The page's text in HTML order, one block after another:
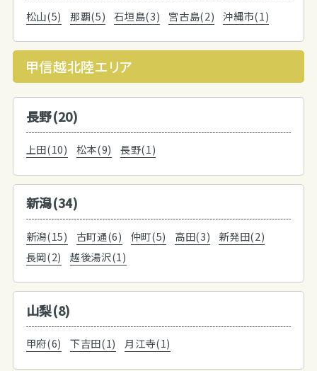
松山(5) 那覇(5) 石垣島(3) 宮古島(2) 沖縄市(1)
甲信越北陸エリア
長野(20)
上田(10) 松本(9) 長野(1)
新潟(34)
新潟(15) 古町通(6) 仲町(5) 高田(3)
新発田(2)
長岡(2)
越後湯沢(1)
山梨(8)
甲府(6) 下吉田(1) 月江寺(1)